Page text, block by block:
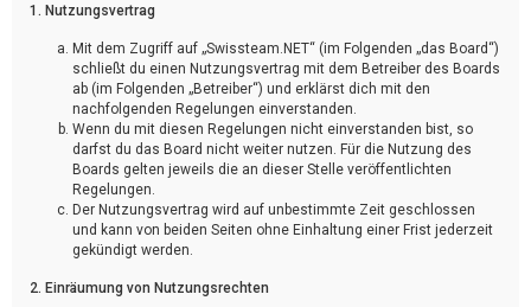
1. Nutzungsvertrag
Mit dem Zugriff auf „Swissteam.NET“ (im Folgenden „das Board“)
schließt du einen Nutzungsvertrag mit dem Betreiber des Boards
ab (im Folgenden „Betreiber“) und erklärst dich mit den
nachfolgenden Regelungen einverstanden.
Wenn du mit diesen Regelungen nicht einverstanden bist, so
darfst du das Board nicht weiter nutzen. Für die Nutzung des
Boards gelten jeweils die an dieser Stelle veröffentlichten
Regelungen.
Der Nutzungsvertrag wird auf unbestimmte Zeit geschlossen
und kann von beiden Seiten ohne Einhaltung einer Frist jederzeit
gekündigt werden.
2. Einräumung von Nutzungsrechten